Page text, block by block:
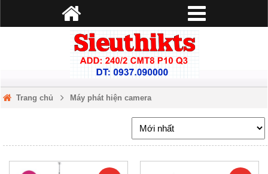
Trang chủ Máy phát hiện camera